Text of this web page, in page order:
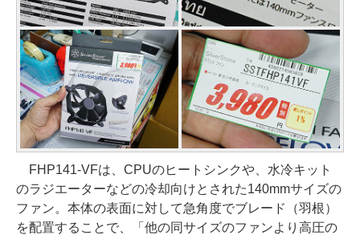
FHP141-VFは、CPUのヒートシンクや、水冷キット
のラジエーターなどの冷却向けとされた140mmサイズの
ファン。本体の表面に対して急角度でブレード（羽根）
を配置することで、「他の同サイズのファンより高圧の